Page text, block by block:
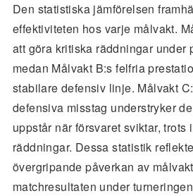
Den statistiska jämförelsen
effektiviteten hos varje målvakt.
att göra kritiska räddningar under
medan Målvakt B:s felfria
stabilare defensiv linje. Målvakt
defensiva misstag understryker
uppstår när försvaret sviktar, trots
räddningar. Dessa statistik
övergripande påverkan av
matchresultaten under